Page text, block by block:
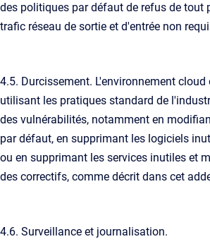
des politiques par défaut de refus de tout
trafic réseau de sortie et d'entrée non
4.5. Durcissement. L'environnement cloud
utilisant les pratiques standard de
des vulnérabilités, notamment en
par défaut, en supprimant les logiciels
ou en supprimant les services inutiles et
des correctifs, comme décrit dans cet
4.6. Surveillance et journalisation.